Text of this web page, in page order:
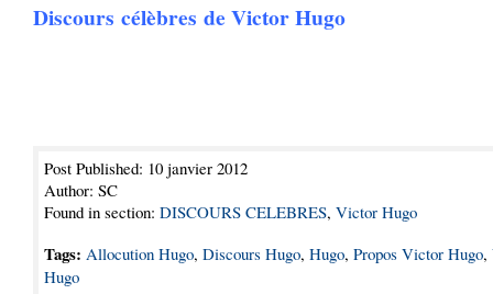
Discours célèbres de Victor Hugo
Post Published: 10 janvier 2012
Author: SC
Found in section: DISCOURS CELEBRES, Victor Hugo
Tags: Allocution Hugo, Discours Hugo, Hugo, Propos Victor Hugo,
Hugo